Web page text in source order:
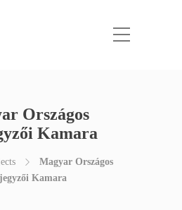
Országos
Kamara
Magyar Országos
Kamara